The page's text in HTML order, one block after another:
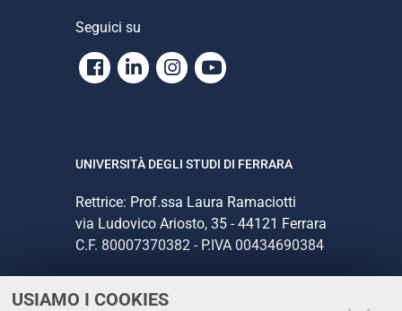
USIAMO I COOKIES
Seguici su
Facebook
LinkedinInstagram
Youtube
UNIVERSITÀ DEGLI STUDI DI FERRARA
Rettrice: Prof.ssa Laura Ramaciotti
via Ludovico Ariosto, 35 - 44121 Ferrara
C.F. 80007370382 - P.IVA 00434690384
CONTATTI